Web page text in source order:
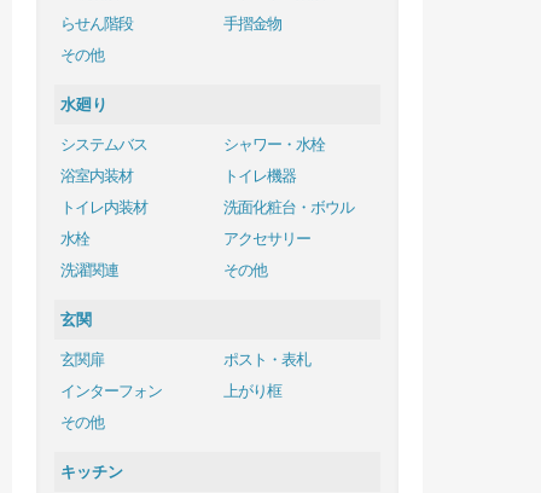
らせん階段
手摺金物
その他
水廻り
システムバス
シャワー・水栓
浴室内装材
トイレ機器
トイレ内装材
洗面化粧台・ボウル
水栓
アクセサリー
洗濯関連
その他
玄関
玄関扉
ポスト・表札
インターフォン
上がり框
その他
キッチン